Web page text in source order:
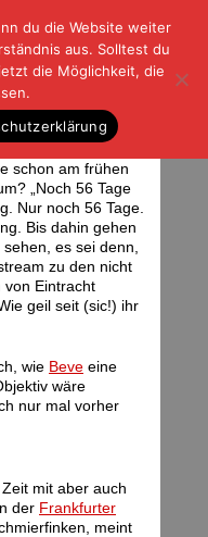
Rest
|DATENSCHUTZ
schon am frühen
„Noch 56 Tage
Nur noch 56 Tage.
Bis dahin gehen
es sei denn,
zu den nicht
von Eintracht
geil seit (sic!) ihr
wie Beve eine
wäre
nur mal vorher
mit aber auch
der Frankfurter
meint
du die Website weiter
aus. Solltest du
die Möglichkeit, die